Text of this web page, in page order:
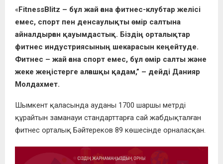
«FitnessBlitz – бұл жай ғана фитнес-клубтар желісі
емес, спорт пен денсаулықты өмір салтына
айналдырған қауымдастық. Біздің орталықтар
фитнес индустриясының шекарасын кеңейтуде.
Фитнес – жай ғана спорт емес, бұл өмір салты және
жеке жеңістерге алғашқы қадам,” – дейді Данияр
Молдахмет.
Шымкент қаласында ауданы 1700 шаршы метрді
құрайтын заманауи стандарттарға сай жабдықталған
фитнес орталық Бәйтереков 89 көшесінде орналасқан.